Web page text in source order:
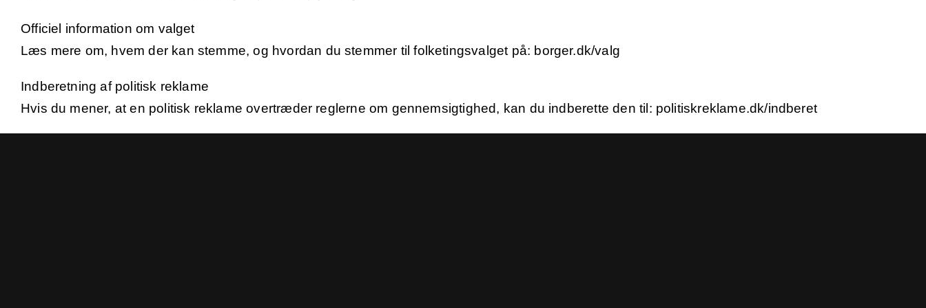
Officiel information om valget
Læs mere om, hvem der kan stemme, og hvordan du stemmer til folketingsvalget på: borger.dk/valg
Indberetning af politisk reklame
Hvis du mener, at en politisk reklame overtræder reglerne om gennemsigtighed, kan du indberette den til: politiskreklame.dk/indberet